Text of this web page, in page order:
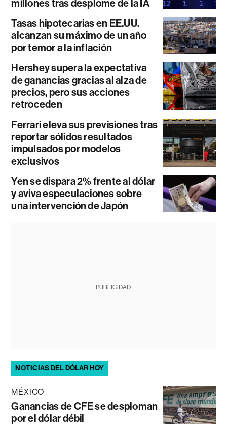
millones tras desplome de la IA
Tasas hipotecarias en EE.UU.
alcanzan su máximo de un año
por temor a la inflación
Hershey supera la expectativa
de ganancias gracias al alza de
precios, pero sus acciones
retroceden
Ferrari eleva sus previsiones tras
reportar sólidos resultados
impulsados por modelos
exclusivos
Yen se dispara 2% frente al dólar
y aviva especulaciones sobre
una intervención de Japón
PUBLICIDAD
NOTICIAS DEL DÓLAR HOY
MÉXICO
Ganancias de CFE se desploman
por el dólar débil